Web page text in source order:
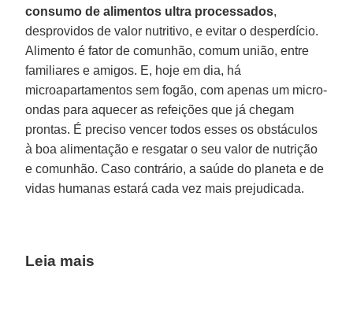
consumo de alimentos ultra processados,
desprovidos de valor nutritivo, e evitar o desperdício.
Alimento é fator de comunhão, comum união, entre
familiares e amigos. E, hoje em dia, há
microapartamentos sem fogão, com apenas um micro-
ondas para aquecer as refeições que já chegam
prontas. É preciso vencer todos esses os obstáculos
à boa alimentação e resgatar o seu valor de nutrição
e comunhão. Caso contrário, a saúde do planeta e de
vidas humanas estará cada vez mais prejudicada.
Leia mais